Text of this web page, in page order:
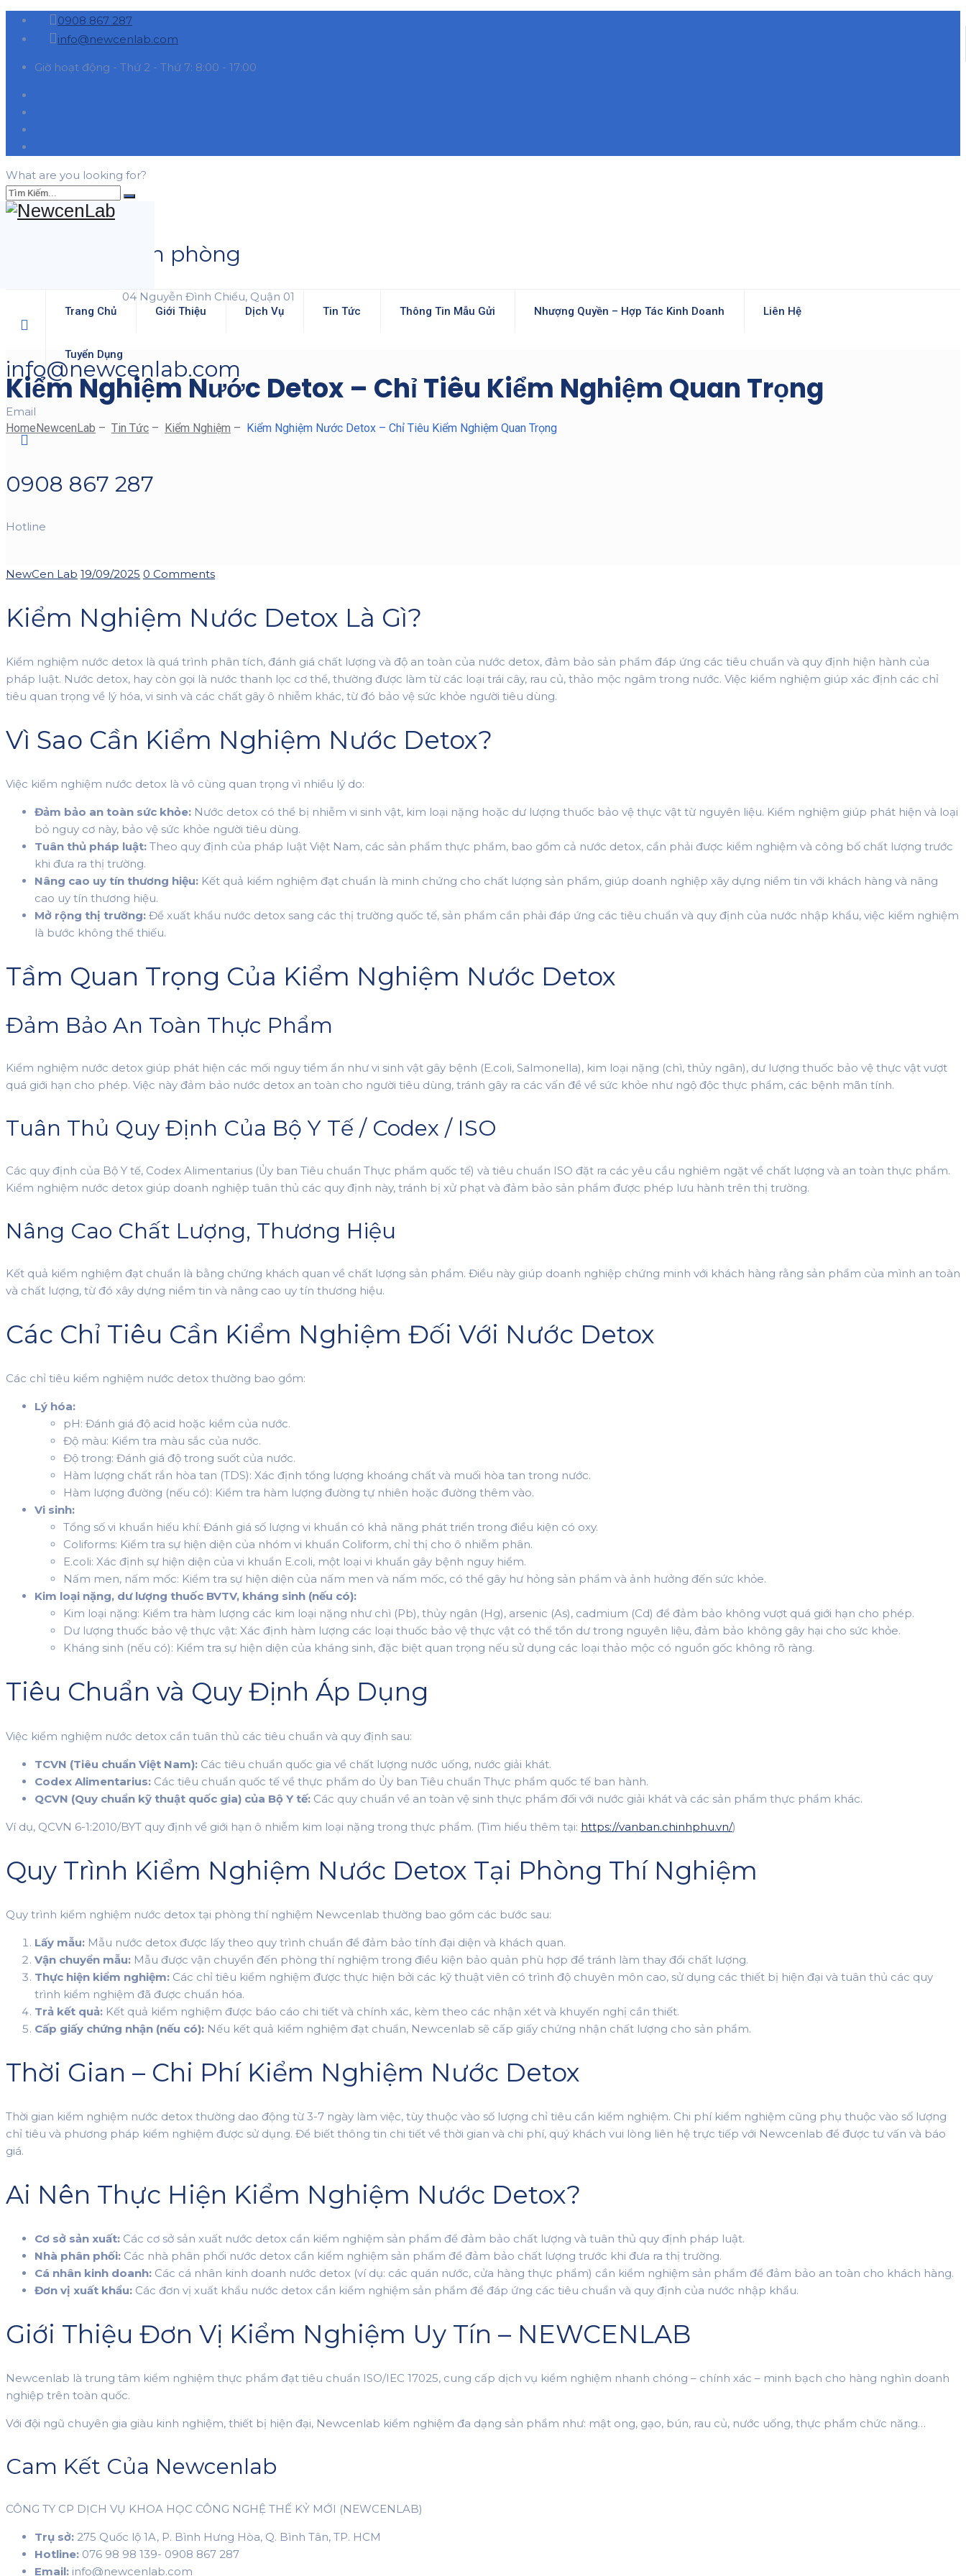
0908 867 287
info@newcenlab.com
Giờ hoạt động - Thứ 2 - Thứ 7: 8:00 - 17:00
What are you looking for?
Văn phòng
04 Nguyễn Đình Chiểu, Quận 01
info@newcenlab.com
Email
0908 867 287
Hotline
Trang Chủ Giới Thiệu Dịch Vụ Tin Tức Thông Tin Mẫu Gửi Nhượng Quyền – Hợp Tác Kinh Doanh Liên Hệ
Tuyển Dụng
Kiểm Nghiệm Nước Detox – Chỉ Tiêu Kiểm Nghiệm Quan Trọng
HomeNewcenLab – Tin Tức – Kiểm Nghiệm – Kiểm Nghiệm Nước Detox – Chỉ Tiêu Kiểm Nghiệm Quan Trọng
Author
NewCen Lab Posted
19/09/2025 0 Comments
Kiểm Nghiệm Nước Detox Là Gì?
Kiểm nghiệm nước detox là quá trình phân tích, đánh giá chất lượng và độ an toàn của nước detox, đảm bảo sản phẩm đáp ứng các tiêu chuẩn và quy định hiện hành của
pháp luật. Nước detox, hay còn gọi là nước thanh lọc cơ thể, thường được làm từ các loại trái cây, rau củ, thảo mộc ngâm trong nước. Việc kiểm nghiệm giúp xác định các chỉ
tiêu quan trọng về lý hóa, vi sinh và các chất gây ô nhiễm khác, từ đó bảo vệ sức khỏe người tiêu dùng.
Vì Sao Cần Kiểm Nghiệm Nước Detox?
Việc kiểm nghiệm nước detox là vô cùng quan trọng vì nhiều lý do:
Đảm bảo an toàn sức khỏe: Nước detox có thể bị nhiễm vi sinh vật, kim loại nặng hoặc dư lượng thuốc bảo vệ thực vật từ nguyên liệu. Kiểm nghiệm giúp phát hiện và loại
bỏ nguy cơ này, bảo vệ sức khỏe người tiêu dùng.
Tuân thủ pháp luật: Theo quy định của pháp luật Việt Nam, các sản phẩm thực phẩm, bao gồm cả nước detox, cần phải được kiểm nghiệm và công bố chất lượng trước
khi đưa ra thị trường.
Nâng cao uy tín thương hiệu: Kết quả kiểm nghiệm đạt chuẩn là minh chứng cho chất lượng sản phẩm, giúp doanh nghiệp xây dựng niềm tin với khách hàng và nâng
cao uy tín thương hiệu.
Mở rộng thị trường: Để xuất khẩu nước detox sang các thị trường quốc tế, sản phẩm cần phải đáp ứng các tiêu chuẩn và quy định của nước nhập khẩu, việc kiểm nghiệm
là bước không thể thiếu.
Tầm Quan Trọng Của Kiểm Nghiệm Nước Detox
Đảm Bảo An Toàn Thực Phẩm
Kiểm nghiệm nước detox giúp phát hiện các mối nguy tiềm ẩn như vi sinh vật gây bệnh (E.coli, Salmonella), kim loại nặng (chì, thủy ngân), dư lượng thuốc bảo vệ thực vật vượt
quá giới hạn cho phép. Việc này đảm bảo nước detox an toàn cho người tiêu dùng, tránh gây ra các vấn đề về sức khỏe như ngộ độc thực phẩm, các bệnh mãn tính.
Tuân Thủ Quy Định Của Bộ Y Tế / Codex / ISO
Các quy định của Bộ Y tế, Codex Alimentarius (Ủy ban Tiêu chuẩn Thực phẩm quốc tế) và tiêu chuẩn ISO đặt ra các yêu cầu nghiêm ngặt về chất lượng và an toàn thực phẩm.
Kiểm nghiệm nước detox giúp doanh nghiệp tuân thủ các quy định này, tránh bị xử phạt và đảm bảo sản phẩm được phép lưu hành trên thị trường.
Nâng Cao Chất Lượng, Thương Hiệu
Kết quả kiểm nghiệm đạt chuẩn là bằng chứng khách quan về chất lượng sản phẩm. Điều này giúp doanh nghiệp chứng minh với khách hàng rằng sản phẩm của mình an toàn
và chất lượng, từ đó xây dựng niềm tin và nâng cao uy tín thương hiệu.
Các Chỉ Tiêu Cần Kiểm Nghiệm Đối Với Nước Detox
Các chỉ tiêu kiểm nghiệm nước detox thường bao gồm:
Lý hóa:
pH: Đánh giá độ acid hoặc kiềm của nước.
Độ màu: Kiểm tra màu sắc của nước.
Độ trong: Đánh giá độ trong suốt của nước.
Hàm lượng chất rắn hòa tan (TDS): Xác định tổng lượng khoáng chất và muối hòa tan trong nước.
Hàm lượng đường (nếu có): Kiểm tra hàm lượng đường tự nhiên hoặc đường thêm vào.
Vi sinh:
Tổng số vi khuẩn hiếu khí: Đánh giá số lượng vi khuẩn có khả năng phát triển trong điều kiện có oxy.
Coliforms: Kiểm tra sự hiện diện của nhóm vi khuẩn Coliform, chỉ thị cho ô nhiễm phân.
E.coli: Xác định sự hiện diện của vi khuẩn E.coli, một loại vi khuẩn gây bệnh nguy hiểm.
Nấm men, nấm mốc: Kiểm tra sự hiện diện của nấm men và nấm mốc, có thể gây hư hỏng sản phẩm và ảnh hưởng đến sức khỏe.
Kim loại nặng, dư lượng thuốc BVTV, kháng sinh (nếu có):
Kim loại nặng: Kiểm tra hàm lượng các kim loại nặng như chì (Pb), thủy ngân (Hg), arsenic (As), cadmium (Cd) để đảm bảo không vượt quá giới hạn cho phép.
Dư lượng thuốc bảo vệ thực vật: Xác định hàm lượng các loại thuốc bảo vệ thực vật có thể tồn dư trong nguyên liệu, đảm bảo không gây hại cho sức khỏe.
Kháng sinh (nếu có): Kiểm tra sự hiện diện của kháng sinh, đặc biệt quan trọng nếu sử dụng các loại thảo mộc có nguồn gốc không rõ ràng.
Tiêu Chuẩn và Quy Định Áp Dụng
Việc kiểm nghiệm nước detox cần tuân thủ các tiêu chuẩn và quy định sau:
TCVN (Tiêu chuẩn Việt Nam): Các tiêu chuẩn quốc gia về chất lượng nước uống, nước giải khát.
Codex Alimentarius: Các tiêu chuẩn quốc tế về thực phẩm do Ủy ban Tiêu chuẩn Thực phẩm quốc tế ban hành.
QCVN (Quy chuẩn kỹ thuật quốc gia) của Bộ Y tế: Các quy chuẩn về an toàn vệ sinh thực phẩm đối với nước giải khát và các sản phẩm thực phẩm khác.
Ví dụ, QCVN 6-1:2010/BYT quy định về giới hạn ô nhiễm kim loại nặng trong thực phẩm. (Tìm hiểu thêm tại: https://vanban.chinhphu.vn/)
Quy Trình Kiểm Nghiệm Nước Detox Tại Phòng Thí Nghiệm
Quy trình kiểm nghiệm nước detox tại phòng thí nghiệm Newcenlab thường bao gồm các bước sau:
Lấy mẫu: Mẫu nước detox được lấy theo quy trình chuẩn để đảm bảo tính đại diện và khách quan.
Vận chuyển mẫu: Mẫu được vận chuyển đến phòng thí nghiệm trong điều kiện bảo quản phù hợp để tránh làm thay đổi chất lượng.
Thực hiện kiểm nghiệm: Các chỉ tiêu kiểm nghiệm được thực hiện bởi các kỹ thuật viên có trình độ chuyên môn cao, sử dụng các thiết bị hiện đại và tuân thủ các quy
trình kiểm nghiệm đã được chuẩn hóa.
Trả kết quả: Kết quả kiểm nghiệm được báo cáo chi tiết và chính xác, kèm theo các nhận xét và khuyến nghị cần thiết.
Cấp giấy chứng nhận (nếu có): Nếu kết quả kiểm nghiệm đạt chuẩn, Newcenlab sẽ cấp giấy chứng nhận chất lượng cho sản phẩm.
Thời Gian – Chi Phí Kiểm Nghiệm Nước Detox
Thời gian kiểm nghiệm nước detox thường dao động từ 3-7 ngày làm việc, tùy thuộc vào số lượng chỉ tiêu cần kiểm nghiệm. Chi phí kiểm nghiệm cũng phụ thuộc vào số lượng
chỉ tiêu và phương pháp kiểm nghiệm được sử dụng. Để biết thông tin chi tiết về thời gian và chi phí, quý khách vui lòng liên hệ trực tiếp với Newcenlab để được tư vấn và báo
giá.
Ai Nên Thực Hiện Kiểm Nghiệm Nước Detox?
Cơ sở sản xuất: Các cơ sở sản xuất nước detox cần kiểm nghiệm sản phẩm để đảm bảo chất lượng và tuân thủ quy định pháp luật.
Nhà phân phối: Các nhà phân phối nước detox cần kiểm nghiệm sản phẩm để đảm bảo chất lượng trước khi đưa ra thị trường.
Cá nhân kinh doanh: Các cá nhân kinh doanh nước detox (ví dụ: các quán nước, cửa hàng thực phẩm) cần kiểm nghiệm sản phẩm để đảm bảo an toàn cho khách hàng.
Đơn vị xuất khẩu: Các đơn vị xuất khẩu nước detox cần kiểm nghiệm sản phẩm để đáp ứng các tiêu chuẩn và quy định của nước nhập khẩu.
Giới Thiệu Đơn Vị Kiểm Nghiệm Uy Tín – NEWCENLAB
Newcenlab là trung tâm kiểm nghiệm thực phẩm đạt tiêu chuẩn ISO/IEC 17025, cung cấp dịch vụ kiểm nghiệm nhanh chóng – chính xác – minh bạch cho hàng nghìn doanh
nghiệp trên toàn quốc.
Với đội ngũ chuyên gia giàu kinh nghiệm, thiết bị hiện đại, Newcenlab kiểm nghiệm đa dạng sản phẩm như: mật ong, gạo, bún, rau củ, nước uống, thực phẩm chức năng…
Cam Kết Của Newcenlab
CÔNG TY CP DỊCH VỤ KHOA HỌC CÔNG NGHỆ THẾ KỶ MỚI (NEWCENLAB)
Trụ sở: 275 Quốc lộ 1A, P. Bình Hưng Hòa, Q. Bình Tân, TP. HCM
Hotline: 076 98 98 139- 0908 867 287
Email: info@newcenlab.com